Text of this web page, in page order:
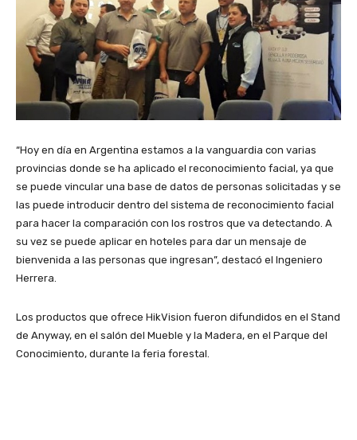
“Hoy en día en Argentina estamos a la vanguardia con varias
provincias donde se ha aplicado el reconocimiento facial, ya que
se puede vincular una base de datos de personas solicitadas y se
las puede introducir dentro del sistema de reconocimiento facial
para hacer la comparación con los rostros que va detectando. A
su vez se puede aplicar en hoteles para dar un mensaje de
bienvenida a las personas que ingresan”, destacó el Ingeniero
Herrera.
Los productos que ofrece HikVision fueron difundidos en el Stand
de Anyway, en el salón del Mueble y la Madera, en el Parque del
Conocimiento, durante la feria forestal.